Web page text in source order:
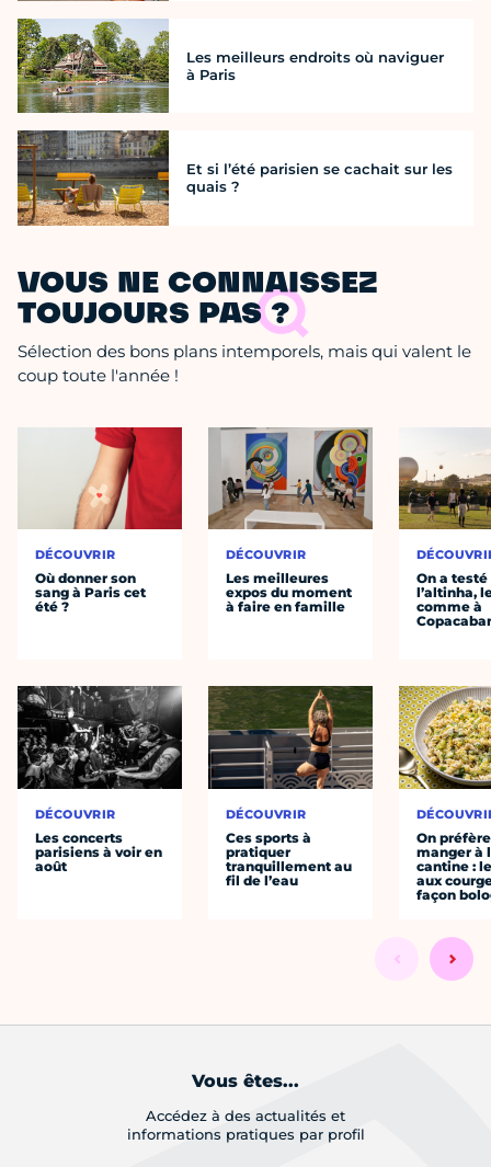
Les meilleurs endroits où naviguer
à Paris
Et si l’été parisien se cachait sur les
quais ?
VOUS NE CONNAISSEZ
TOUJOURS PAS ?
Sélection des bons plans intemporels, mais qui valent le
coup toute l'année !
DÉCOUVRIR
Où donner son
sang à Paris cet
été ?
DÉCOUVRIR
Les concerts
parisiens à voir en
août
DÉCOUVRIR
Les meilleures
expos du moment
à faire en famille
DÉCOUVRIR
Ces sports à
pratiquer
tranquillement au
fil de l’eau
On a testé
l’altinha,
comme à
On préfère
manger à
cantine :
aux
façon
Vous êtes...
Accédez à des actualités et
informations pratiques par profil